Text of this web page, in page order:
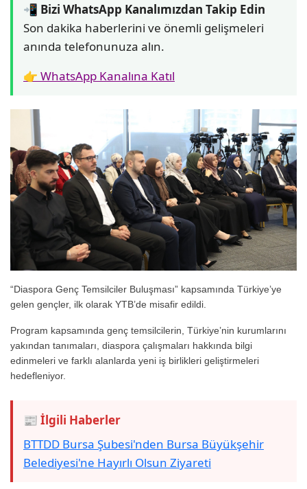
📲 Bizi WhatsApp Kanalımızdan Takip Edin
Son dakika haberlerini ve önemli gelişmeleri
anında telefonunuza alın.
👉 WhatsApp Kanalına Katıl
“Diaspora Genç Temsilciler Buluşması” kapsamında Türkiye’ye
gelen gençler, ilk olarak YTB’de misafir edildi.
Program kapsamında genç temsilcilerin, Türkiye’nin kurumlarını
yakından tanımaları, diaspora çalışmaları hakkında bilgi
edinmeleri ve farklı alanlarda yeni iş birlikleri geliştirmeleri
hedefleniyor.
📰 İlgili Haberler
BTTDD Bursa Şubesi'nden Bursa Büyükşehir
Belediyesi'ne Hayırlı Olsun Ziyareti